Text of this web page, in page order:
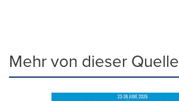
Mehr von dieser Quelle